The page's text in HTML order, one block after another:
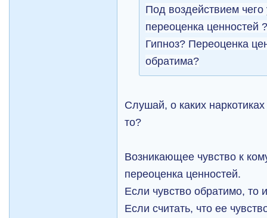
Под воздействием
переоценка ценностей
Гипноз? Переоценка
обратима?
Слушай, о каких
то?
Возникающее чувство к
переоценка ценностей.
Если чувство обратимо, то
Если считать, что ее